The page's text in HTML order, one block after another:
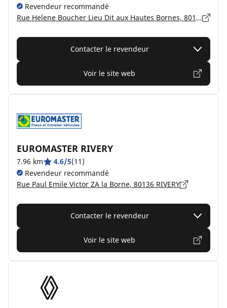
Revendeur recommandé
Rue Helene Boucher Lieu Dit aux Hautes Bornes, 80136 RIVERY
Contacter le revendeur
Voir le site web
EUROMASTER RIVERY
7.96 km 4.6/5(11)
Revendeur recommandé
Rue Paul Emile Victor ZA la Borne, 80136 RIVERY
Contacter le revendeur
Voir le site web